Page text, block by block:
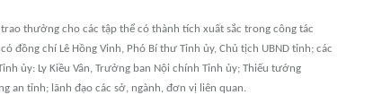
thưởng cho các tập thể có thành tích xuất sắc trong công tác
đồng chí Lê Hồng Vinh, Phó Bí thư Tỉnh ủy, Chủ tịch UBND tỉnh; các
ủy: Ly Kiều Vân, Trưởng ban Nội chính Tỉnh ủy; Thiếu tướng
an tỉnh; lãnh đạo các sở, ngành, đơn vị liên quan.